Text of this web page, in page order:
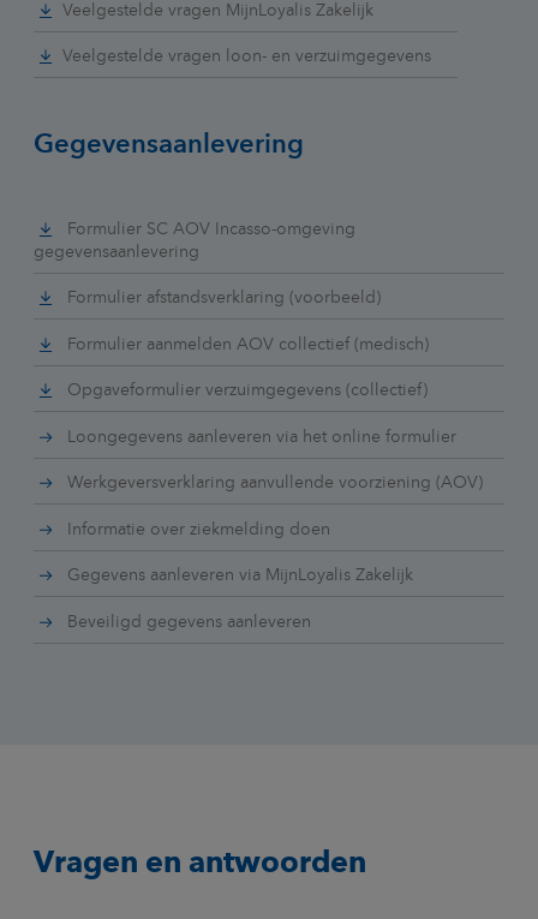
Veelgestelde vragen MijnLoyalis Zakelijk
Veelgestelde vragen loon- en verzuimgegevens
Gegevensaanlevering
Formulier SC AOV Incasso-omgeving
gegevensaanlevering
Formulier afstandsverklaring (voorbeeld)
Formulier aanmelden AOV collectief (medisch)
Opgaveformulier verzuimgegevens (collectief)
Loongegevens aanleveren via het online formulier
Werkgeversverklaring aanvullende voorziening (AOV)
Informatie over ziekmelding doen
Gegevens aanleveren via MijnLoyalis Zakelijk
Beveiligd gegevens aanleveren
Vragen en antwoorden